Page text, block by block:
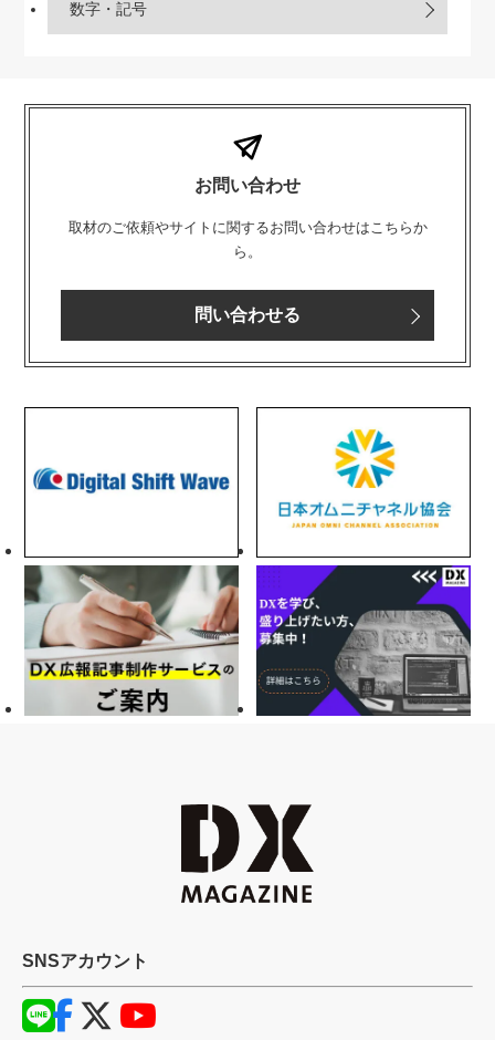
数字・記号
お問い合わせ
取材のご依頼やサイトに関するお問い合わせはこちらか
ら。
問い合わせる
SNSアカウント